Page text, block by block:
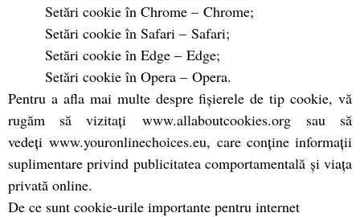
Setări cookie în Chrome – Chrome;
Setări cookie în Safari – Safari;
Setări cookie în Edge – Edge;
Setări cookie în Opera – Opera.
Pentru a afla mai multe despre fișierele de tip cookie, vă
rugăm să vizitați www.allaboutcookies.org sau să
vedeți www.youronlinechoices.eu, care conține informații
suplimentare privind publicitatea comportamentală și viața
privată online.
De ce sunt cookie-urile importante pentru internet